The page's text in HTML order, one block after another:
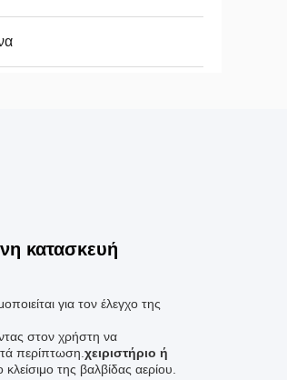
κατασκευή
για τον έλεγχο της
στον χρήστη να
περίπτωση. χειριστήριο ή
της βαλβίδας αερίου.